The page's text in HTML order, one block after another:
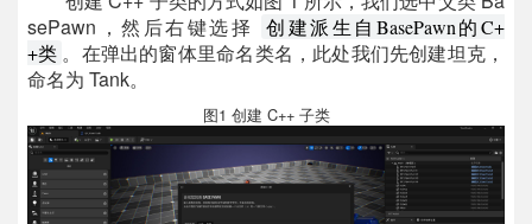
sePawn，然后右键选择
创建派生自BasePawn的C+
+类 。在弹出的窗体里命名类名，此处我们先创建坦克，
命名为 Tank。
图1 创建 C++ 子类